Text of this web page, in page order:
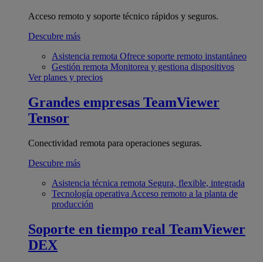
Acceso remoto y soporte técnico rápidos y seguros.
Descubre más
Asistencia remota Ofrece soporte remoto instantáneo
Gestión remota Monitorea y gestiona dispositivos
Ver planes y precios
Grandes empresas TeamViewer
Tensor
Conectividad remota para operaciones seguras.
Descubre más
Asistencia técnica remota Segura, flexible, integrada
Tecnología operativa Acceso remoto a la planta de
producción
Soporte en tiempo real TeamViewer
DEX